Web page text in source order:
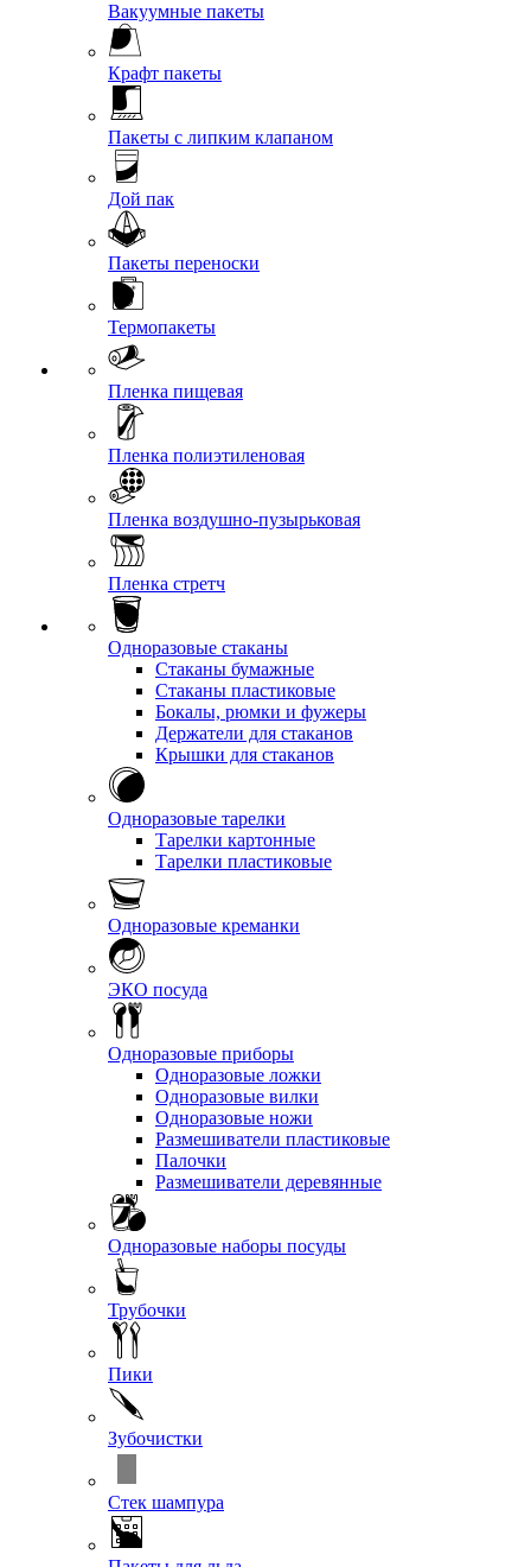
Вакуумные пакеты
Крафт пакеты
Пакеты с липким клапаном
Дой пак
Пакеты переноски
Термопакеты
Пленка пищевая
Пленка полиэтиленовая
Пленка воздушно-пузырьковая
Пленка стретч
Одноразовые стаканы
Стаканы бумажные
Стаканы пластиковые
Бокалы, рюмки и фужеры
Держатели для стаканов
Крышки для стаканов
Одноразовые тарелки
Тарелки картонные
Тарелки пластиковые
Одноразовые креманки
ЭКО посуда
Одноразовые приборы
Одноразовые ложки
Одноразовые вилки
Одноразовые ножи
Размешиватели пластиковые
Палочки
Размешиватели деревянные
Одноразовые наборы посуды
Трубочки
Пики
Зубочистки
Стек шампура